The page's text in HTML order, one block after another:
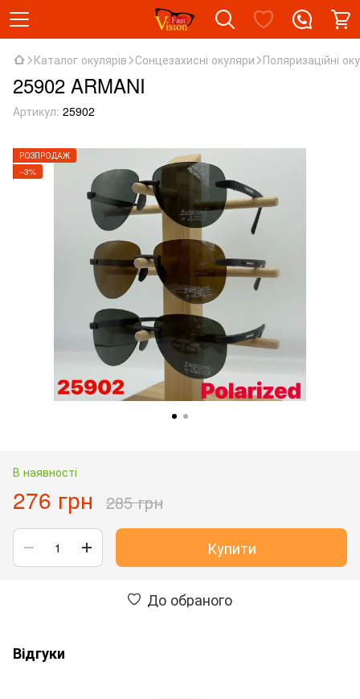
Каталог окулярів Сонцезахисні окуляри Поляризаційні
25902 ARMANI
Артикул: 25902
РОЗПРОДАЖ
−3%
В наявності
276 грн 285 грн
Купити
До обраного
Відгуки